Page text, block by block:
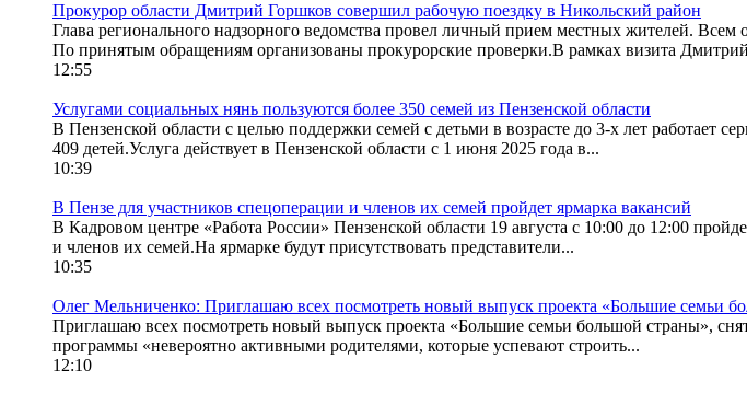
Прокурор области Дмитрий Горшков совершил рабочую поездку в Никольский район
Глава регионального надзорного ведомства провел личный прием местных жителей.
По принятым обращениям организованы прокурорские проверки.В рамках визита
12:55
Услугами социальных нянь пользуются более 350 семей из Пензенской области
В Пензенской области с целью поддержки семей с детьми в возрасте до 3-х лет работает
409 детей.Услуга действует в Пензенской области с 1 июня 2025 года в...
10:39
В Пензе для участников спецоперации и членов их семей пройдет ярмарка вакансий
В Кадровом центре «Работа России» Пензенской области 19 августа с 10:00 до 12:00
и членов их семей.На ярмарке будут присутствовать представители...
10:35
Олег Мельниченко: Приглашаю всех посмотреть новый выпуск проекта «Большие семьи
Приглашаю всех посмотреть новый выпуск проекта «Большие семьи большой страны»,
программы «невероятно активными родителями, которые успевают строить...
12:10